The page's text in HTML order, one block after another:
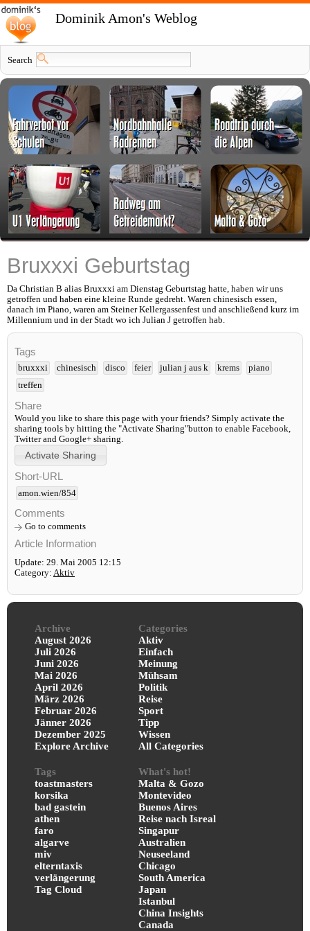
Dominik Amon's Weblog
Search
Bruxxxi Geburtstag
Da Christian B alias Bruxxxi am Dienstag Geburtstag hatte, haben wir uns
getroffen und haben eine kleine Runde gedreht. Waren chinesisch essen,
danach im Piano, waren am Steiner Kellergassenfest und anschließend kurz im
Millennium und in der Stadt wo ich Julian J getroffen hab.
Tags
bruxxxi chinesisch disco feier julian j aus k krems
piano
treffen
Share
Would you like to share this page with your friends? Simply activate the
sharing tools by hitting the "Activate Sharing"button to enable Facebook,
Twitter and Google+ sharing.
Short-URL
amon.wien/854
Comments
Go to comments
Article Information
Update: 29. Mai 2005 12:15
Category: Aktiv
Archive
August 2026
Juli 2026
Juni 2026
Mai 2026
April 2026
März 2026
Februar 2026
Jänner 2026
Dezember 2025
Explore Archive
Categories
Aktiv
Einfach
Meinung
Mühsam
Politik
Reise
Sport
Tipp
Wissen
All Categories
Tags
toastmasters
korsika
bad gastein
athen
faro
algarve
miv
elterntaxis
verlängerung
Tag Cloud
What's hot!
Malta & Gozo
Montevideo
Buenos Aires
Reise nach Isreal
Singapur
Australien
Neuseeland
Chicago
South America
Japan
Istanbul
China Insights
Canada